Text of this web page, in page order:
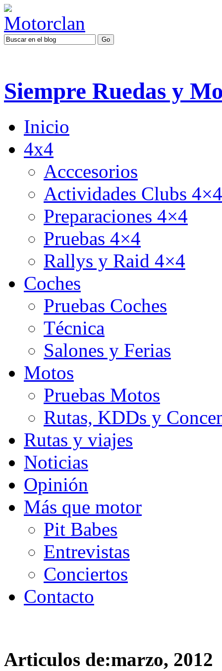
Siempre Ruedas y
Inicio
4x4
Acccesorios
Actividades Clubs 4×4
Preparaciones 4×4
Pruebas 4×4
Rallys y Raid 4×4
Coches
Pruebas Coches
Técnica
Salones y Ferias
Motos
Pruebas Motos
Rutas, KDDs y
Rutas y viajes
Noticias
Opinión
Más que motor
Pit Babes
Entrevistas
Conciertos
Contacto
Articulos de:marzo, 2012